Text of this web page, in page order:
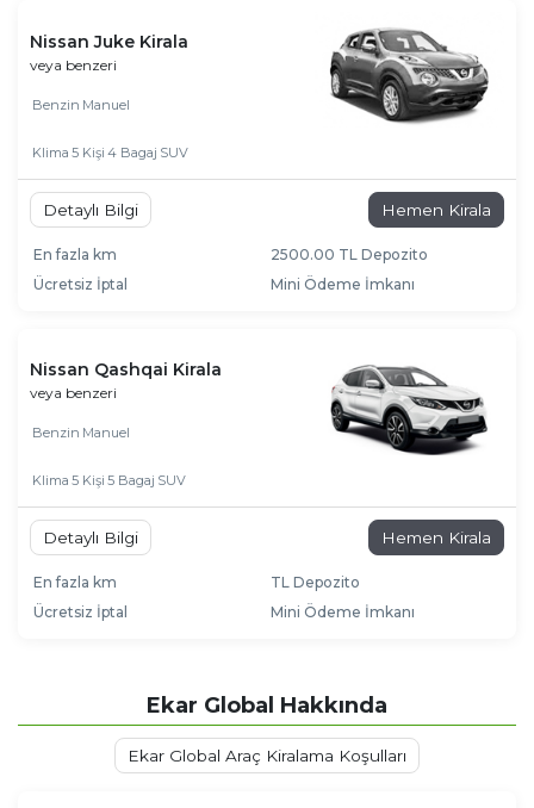
Nissan Juke Kirala
veya benzeri
Benzin Manuel
Klima 5 Kişi 4 Bagaj SUV
Detaylı Bilgi Hemen Kirala
En fazla km
2500.00 TL Depozito
Ücretsiz İptal
Mini Ödeme İmkanı
Nissan Qashqai Kirala
veya benzeri
Benzin Manuel
Klima 5 Kişi 5 Bagaj SUV
Detaylı Bilgi Hemen Kirala
En fazla km
TL Depozito
Ücretsiz İptal
Mini Ödeme İmkanı
Ekar Global Hakkında
Ekar Global Araç Kiralama Koşulları